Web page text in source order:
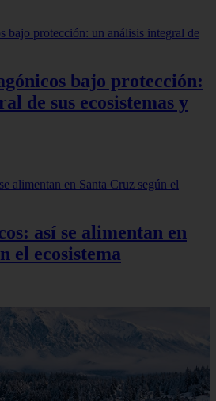
bajo protección:
de sus ecosistemas y
así se alimentan en
el ecosistema